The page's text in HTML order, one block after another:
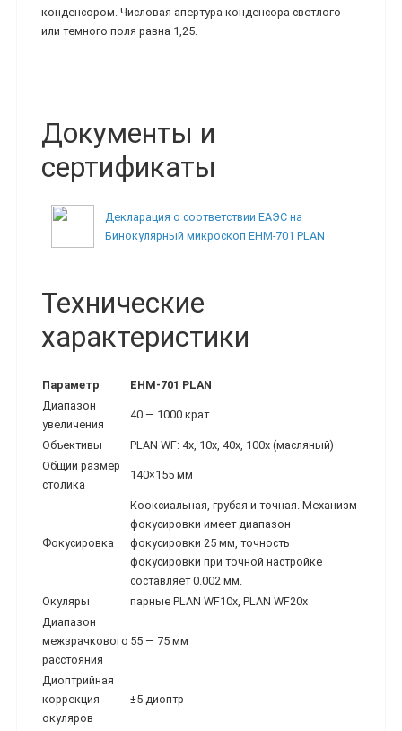
конденсором. Числовая апертура конденсора светлого
или темного поля равна 1,25.
Документы и
сертификаты
Декларация о соответствии ЕАЭС на
Бинокулярный микроскоп EHM-701 PLAN
Технические
характеристики
Параметр
EHM-701 PLAN
Диапазон
увеличения
40 — 1000 крат
Объективы
PLAN WF: 4x, 10x, 40x, 100x (масляный)
Общий размер
столика
140×155 мм
Фокусировка
Кооксиальная, грубая и точная. Механизм
фокусировки имеет диапазон
фокусировки 25 мм, точность
фокусировки при точной настройке
составляет 0.002 мм.
Окуляры
парные PLAN WF10х, PLAN WF20х
Диапазон
межзрачкового
расстояния
55 — 75 мм
Диоптрийная
коррекция
окуляров
±5 диоптр